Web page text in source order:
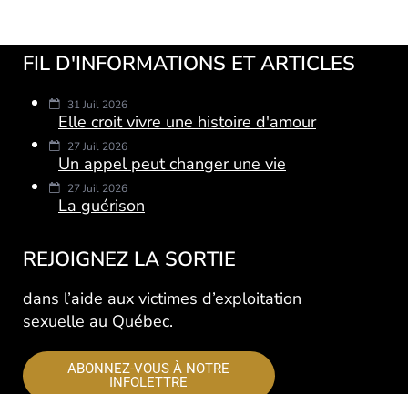
FIL D'INFORMATIONS ET ARTICLES
31 Juil 2026
Elle croit vivre une histoire d'amour
27 Juil 2026
Un appel peut changer une vie
27 Juil 2026
La guérison
REJOIGNEZ LA SORTIE
dans l’aide aux victimes d’exploitation
sexuelle au Québec.
ABONNEZ-VOUS À NOTRE
INFOLETTRE